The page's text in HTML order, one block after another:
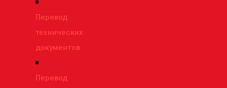
Перевод
технических
документов
Перевод